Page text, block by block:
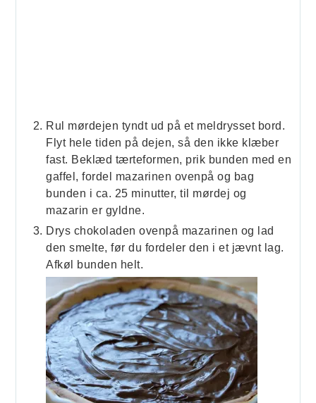
Rul mørdejen tyndt ud på et meldrysset bord.
Flyt hele tiden på dejen, så den ikke klæber
fast. Beklæd tærteformen, prik bunden med en
gaffel, fordel mazarinen ovenpå og bag
bunden i ca. 25 minutter, til mørdej og
mazarin er gyldne.
Drys chokoladen ovenpå mazarinen og lad
den smelte, før du fordeler den i et jævnt lag.
Afkøl bunden helt.